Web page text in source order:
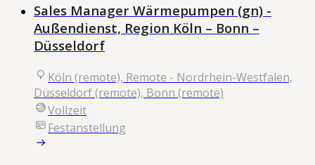
Sales Manager Wärmepumpen (gn) -
Außendienst, Region Köln – Bonn –
Düsseldorf
Köln (remote), Remote - Nordrhein-Westfalen,
Düsseldorf (remote), Bonn (remote)
Vollzeit
Festanstellung